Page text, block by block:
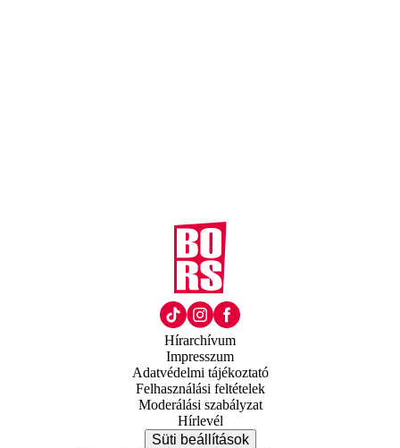
Hírarchívum
Impresszum
Adatvédelmi tájékoztató
Felhasználási feltételek
Moderálási szabályzat
Hírlevél
Süti beállítások